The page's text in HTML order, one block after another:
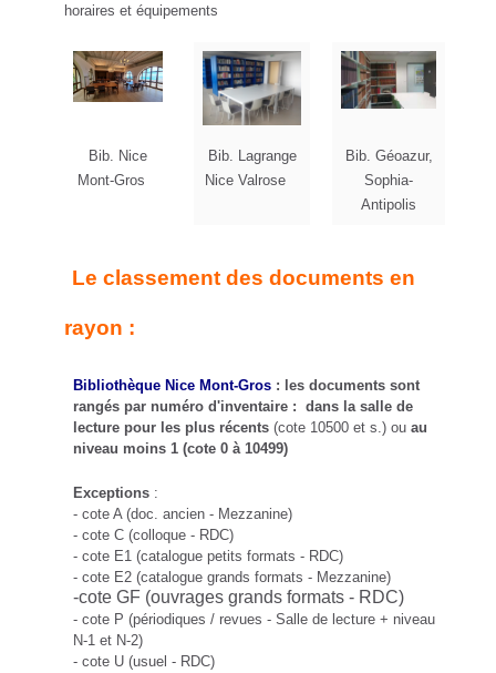
horaires et équipements
Bib. Nice
Mont-Gros
Bib. Lagrange
Nice Valrose
Bib. Géoazur,
Sophia-
Antipolis
Le classement des documents en
rayon :
Bibliothèque Nice Mont-Gros : les documents sont
rangés par numéro d'inventaire : dans la salle de
lecture pour les plus récents (cote 10500 et s.) ou au
niveau moins 1 (cote 0 à 10499)
Exceptions :
- cote A (doc. ancien - Mezzanine)
- cote C (colloque - RDC)
- cote E1 (catalogue petits formats - RDC)
- cote E2 (catalogue grands formats - Mezzanine)
-cote GF (ouvrages grands formats - RDC)
- cote P (périodiques / revues - Salle de lecture + niveau
N-1 et N-2)
- cote U (usuel - RDC)